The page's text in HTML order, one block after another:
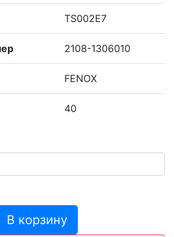
TS002E7
2108-1306010
FENOX
40
В корзину